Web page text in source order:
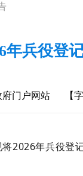
年兵役登
门户网站 【
将2026年兵役登